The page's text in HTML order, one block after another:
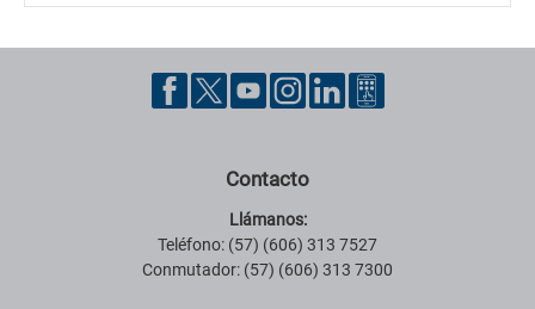
Contacto
Llámanos:
Teléfono: (57) (606) 313 7527
Conmutador: (57) (606) 313 7300